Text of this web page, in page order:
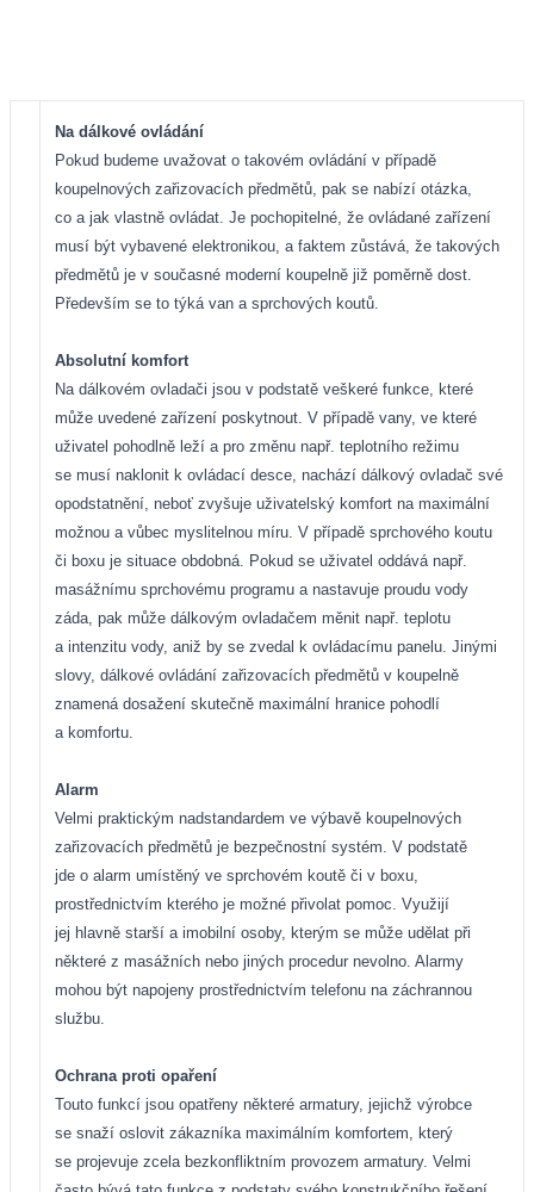
Na dálkové ovládání
Pokud budeme uvažovat o takovém ovládání v případě
koupelnových zařizovacích předmětů, pak se nabízí otázka,
co a jak vlastně ovládat. Je pochopitelné, že ovládané zařízení
musí být vybavené elektronikou, a faktem zůstává, že takových
předmětů je v současné moderní koupelně již poměrně dost.
Především se to týká van a sprchových koutů.
Absolutní komfort
Na dálkovém ovladači jsou v podstatě veškeré funkce, které
může uvedené zařízení poskytnout. V případě vany, ve které
uživatel pohodlně leží a pro změnu např. teplotního režimu
se musí naklonit k ovládací desce, nachází dálkový ovladač své
opodstatnění, neboť zvyšuje uživatelský komfort na maximální
možnou a vůbec myslitelnou míru. V případě sprchového koutu
či boxu je situace obdobná. Pokud se uživatel oddává např.
masážnímu sprchovému programu a nastavuje proudu vody
záda, pak může dálkovým ovladačem měnit např. teplotu
a intenzitu vody, aniž by se zvedal k ovládacímu panelu. Jinými
slovy, dálkové ovládání zařizovacích předmětů v koupelně
znamená dosažení skutečně maximální hranice pohodlí
a komfortu.
Alarm
Velmi praktickým nadstandardem ve výbavě koupelnových
zařizovacích předmětů je bezpečnostní systém. V podstatě
jde o alarm umístěný ve sprchovém koutě či v boxu,
prostřednictvím kterého je možné přivolat pomoc. Využijí
jej hlavně starší a imobilní osoby, kterým se může udělat při
některé z masážních nebo jiných procedur nevolno. Alarmy
mohou být napojeny prostřednictvím telefonu na záchrannou
službu.
Ochrana proti opaření
Touto funkcí jsou opatřeny některé armatury, jejichž výrobce
se snaží oslovit zákazníka maximálním komfortem, který
se projevuje zcela bezkonfliktním provozem armatury. Velmi